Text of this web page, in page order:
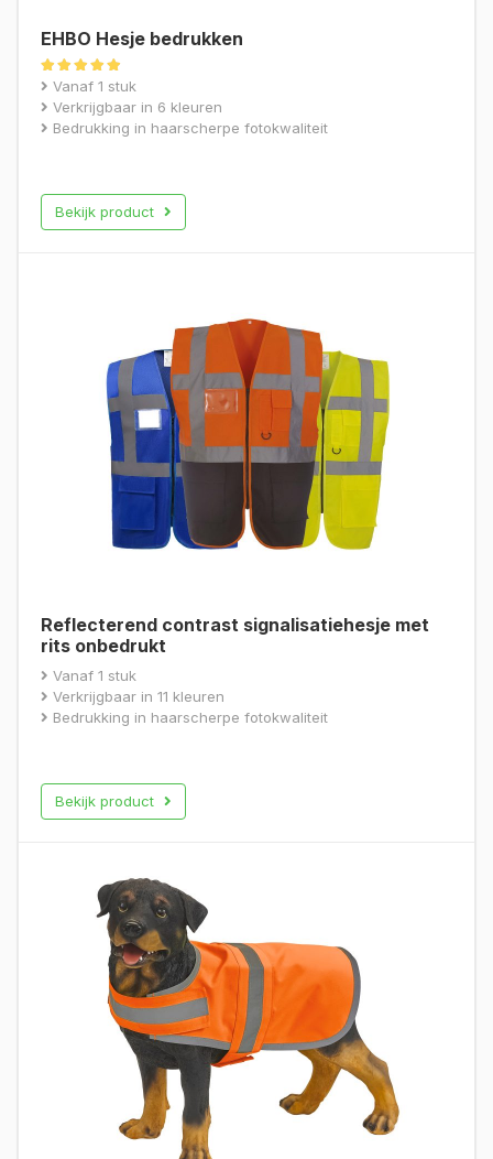
EHBO Hesje bedrukken
Gewaardeerd
5.00
uit 5
Vanaf 1 stuk
Verkrijgbaar in 6 kleuren
Bedrukking in haarscherpe fotokwaliteit
Bekijk product
Reflecterend contrast signalisatiehesje met
rits onbedrukt
Vanaf 1 stuk
Verkrijgbaar in 11 kleuren
Bedrukking in haarscherpe fotokwaliteit
Bekijk product